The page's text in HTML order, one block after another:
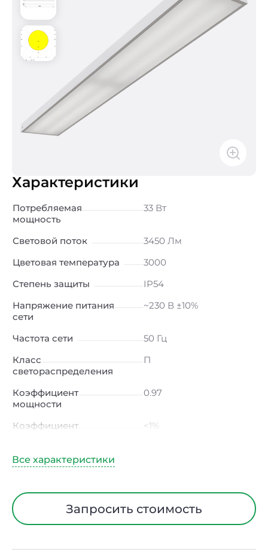
Характеристики
Потребляемая
мощность
33 Вт
Световой поток
3450 Лм
Цветовая температура
3000
Степень защиты
IP54
Напряжение питания
сети
~230 В ±10%
Частота сети
50 Гц
Класс
светораспределения
П
Коэффициент
мощности
0.97
Коэффициент
<1%
Индекс цветопередачи
Тип кривой силы света
Д (косинусная)
Угол рассеивания
120ᵒ
Запросить стоимость